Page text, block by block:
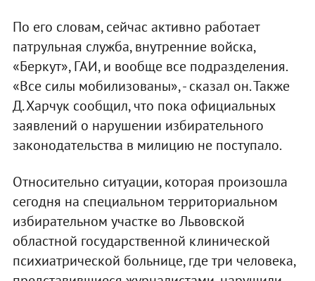
По его словам, сейчас активно работает
патрульная служба, внутренние войска,
«Беркут», ГАИ, и вообще все подразделения.
«Все силы мобилизованы», - сказал он. Также
Д. Харчук сообщил, что пока официальных
заявлений о нарушении избирательного
законодательства в милицию не поступало.
Относительно ситуации, которая произошла
сегодня на специальном территориальном
избирательном участке во Львовской
областной государственной клинической
психиатрической больнице, где три человека,